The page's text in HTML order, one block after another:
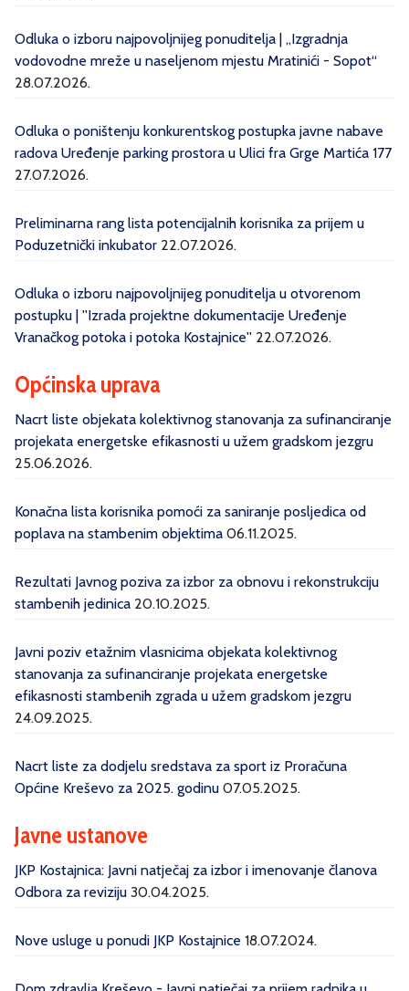
Odluka o izboru najpovoljnijeg ponuditelja | „Izgradnja
vodovodne mreže u naseljenom mjestu Mratinići - Sopot“
28.07.2026.
Odluka o poništenju konkurentskog postupka javne nabave
radova Uređenje parking prostora u Ulici fra Grge Martića 177
27.07.2026.
Preliminarna rang lista potencijalnih korisnika za prijem u
Poduzetnički inkubator 22.07.2026.
Odluka o izboru najpovoljnijeg ponuditelja u otvorenom
postupku | ''Izrada projektne dokumentacije Uređenje
Vranačkog potoka i potoka Kostajnice'' 22.07.2026.
Općinska uprava
Nacrt liste objekata kolektivnog stanovanja za sufinanciranje
projekata energetske efikasnosti u užem gradskom jezgru
25.06.2026.
Konačna lista korisnika pomoći za saniranje posljedica od
poplava na stambenim objektima 06.11.2025.
Rezultati Javnog poziva za izbor za obnovu i rekonstrukciju
stambenih jedinica 20.10.2025.
Javni poziv etažnim vlasnicima objekata kolektivnog
stanovanja za sufinanciranje projekata energetske
efikasnosti stambenih zgrada u užem gradskom jezgru
24.09.2025.
Nacrt liste za dodjelu sredstava za sport iz Proračuna
Općine Kreševo za 2025. godinu 07.05.2025.
Javne ustanove
JKP Kostajnica: Javni natječaj za izbor i imenovanje članova
Odbora za reviziju 30.04.2025.
Nove usluge u ponudi JKP Kostajnice 18.07.2024.